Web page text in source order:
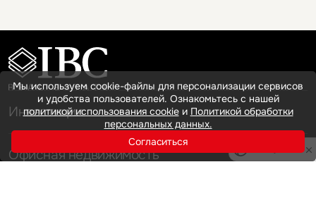
Инвестиции
Офисная недвижимость
Мы используем cookie-файлы для персонализации сервисов
и удобства пользователей. Ознакомьтесь с нашей
политикой использования cookieи Политикой обработки
персональных данных.
Согласиться